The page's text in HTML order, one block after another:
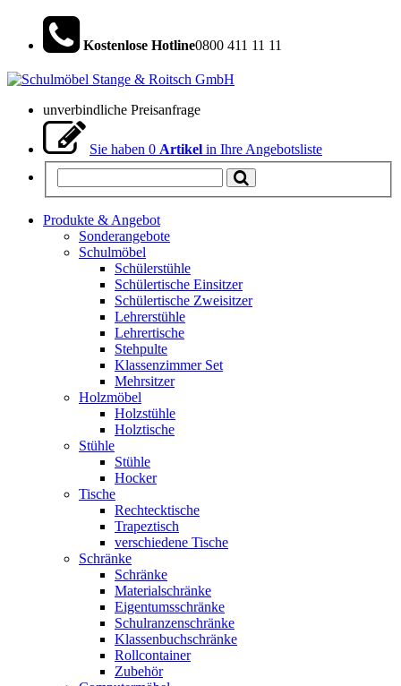
Kostenlose Hotline0800 411 11 11
unverbindliche Preisanfrage
Sie haben 0 Artikel in Ihre Angebotsliste
Produkte & Angebot
Sonderangebote
Schulmöbel
Schülerstühle
Schülertische Einsitzer
Schülertische Zweisitzer
Lehrerstühle
Lehrertische
Stehpulte
Klassenzimmer Set
Mehrsitzer
Holzmöbel
Holzstühle
Holztische
Stühle
Stühle
Hocker
Tische
Rechtecktische
Trapeztisch
verschiedene Tische
Schränke
Schränke
Materialschränke
Eigentumsschränke
Schulranzenschränke
Klassenbuchschränke
Rollcontainer
Zubehör